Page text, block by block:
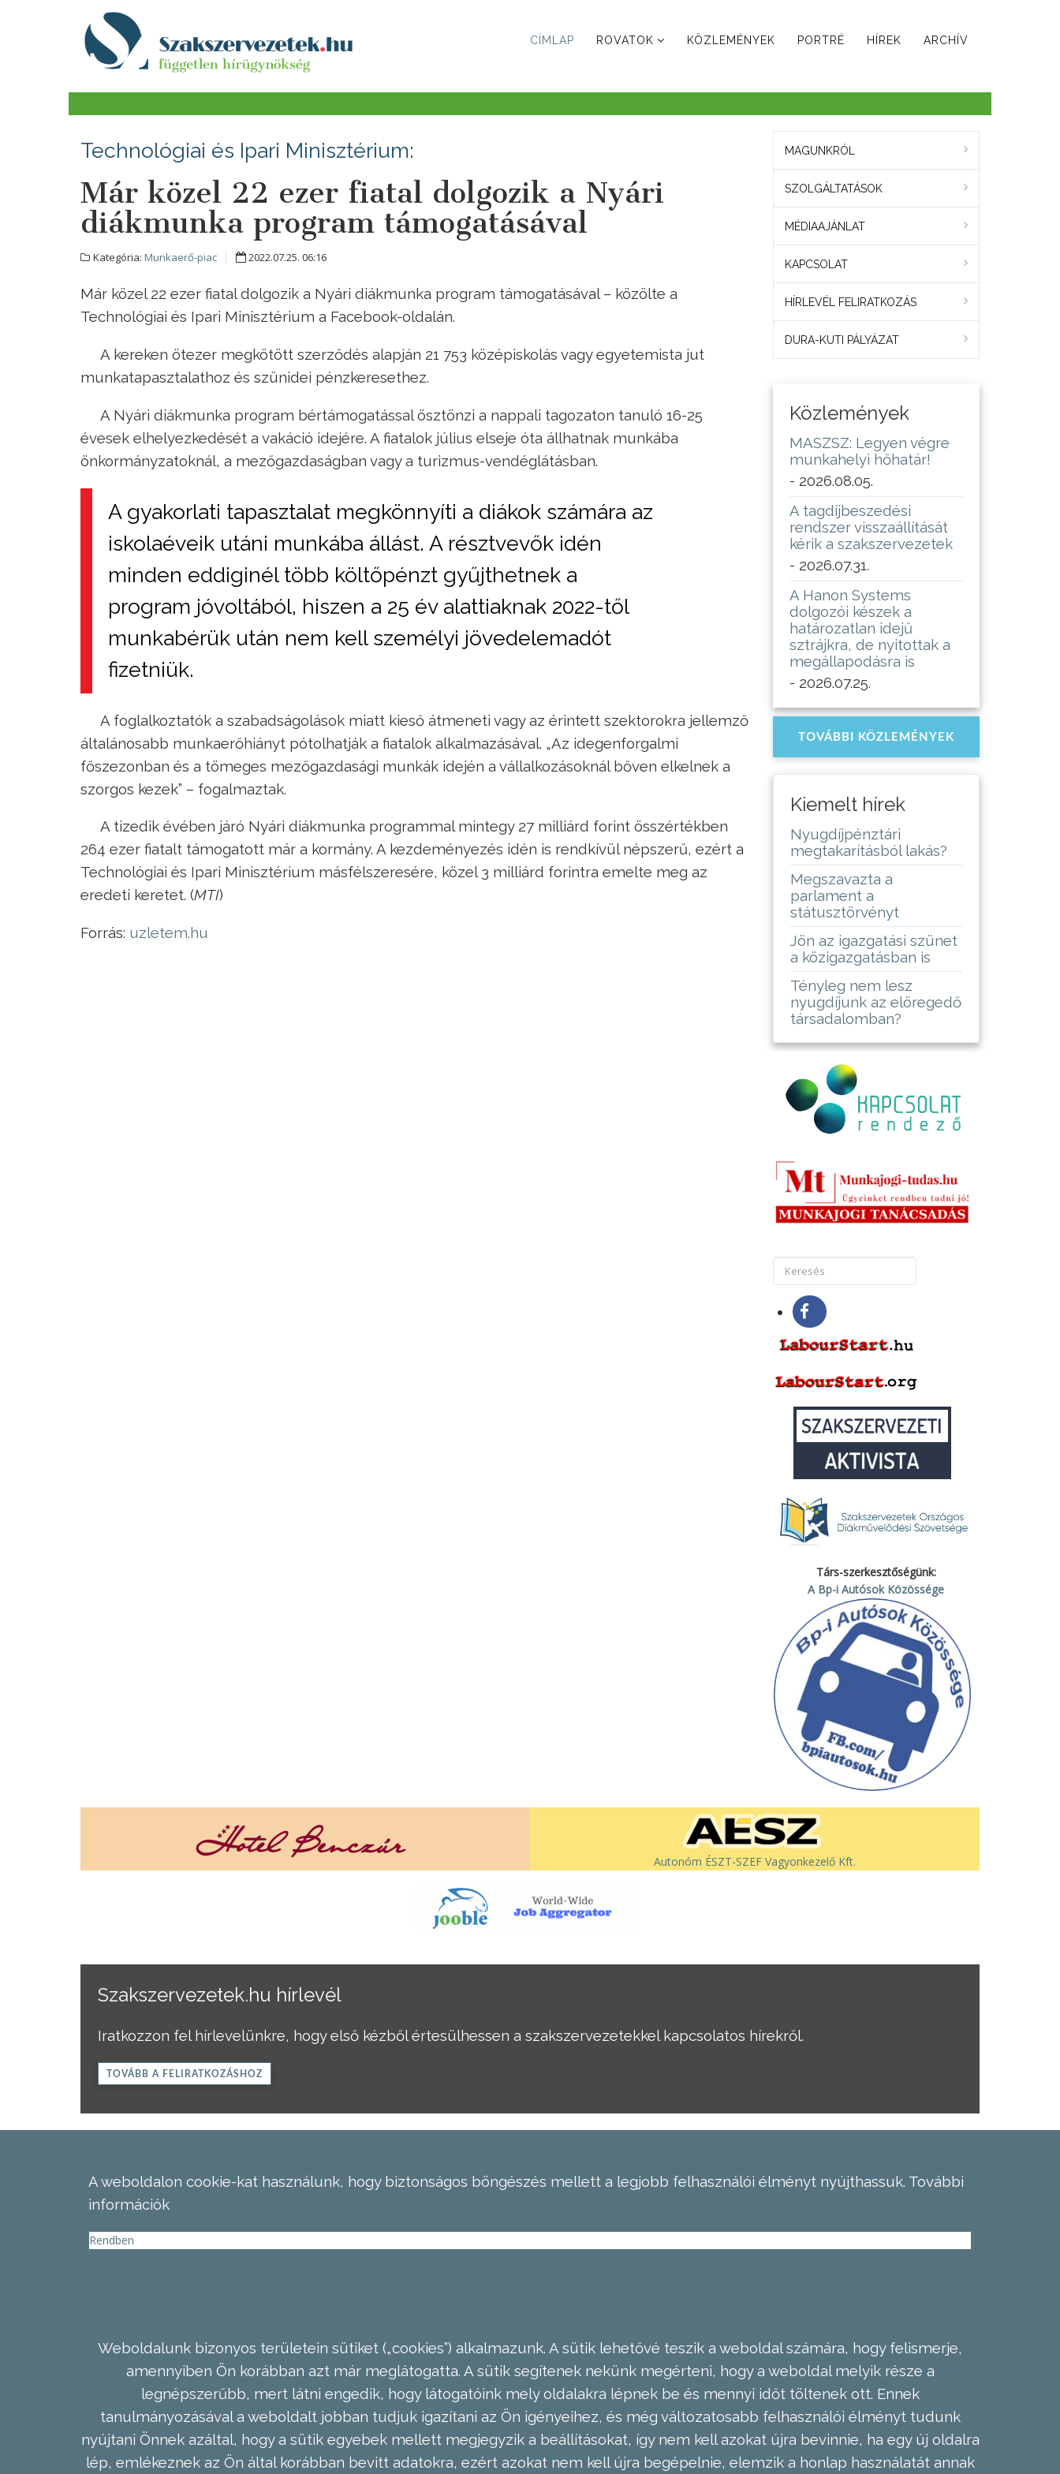
CÍMLAP ROVATOK KÖZLEMÉNYEK PORTRÉ HÍREK ARCHÍV
Technológiai és Ipari Minisztérium:
Már közel 22 ezer fiatal dolgozik a Nyári
diákmunka program támogatásával
Kategória: Munkaerő-piac 2022.07.25. 06:16
Már közel 22 ezer fiatal dolgozik a Nyári diákmunka program támogatásával – közölte a
Technológiai és Ipari Minisztérium a Facebook-oldalán.
A kereken ötezer megkötött szerződés alapján 21 753 középiskolás vagy egyetemista jut
munkatapasztalathoz és szünidei pénzkeresethez.
A Nyári diákmunka program bértámogatással ösztönzi a nappali tagozaton tanuló 16-25
évesek elhelyezkedését a vakáció idejére. A fiatalok július elseje óta állhatnak munkába
önkormányzatoknál, a mezőgazdaságban vagy a turizmus-vendéglátásban.
A gyakorlati tapasztalat megkönnyíti a diákok számára az
iskolaéveik utáni munkába állást. A résztvevők idén
minden eddiginél több költőpénzt gyűjthetnek a
program jóvoltából, hiszen a 25 év alattiaknak 2022-től
munkabérük után nem kell személyi jövedelemadót
fizetniük.
A foglalkoztatók a szabadságolások miatt kieső átmeneti vagy az érintett szektorokra jellemző
általánosabb munkaerőhiányt pótolhatják a fiatalok alkalmazásával. „Az idegenforgalmi
főszezonban és a tömeges mezőgazdasági munkák idején a vállalkozásoknál bőven elkelnek a
szorgos kezek” – fogalmaztak.
A tizedik évében járó Nyári diákmunka programmal mintegy 27 milliárd forint összértékben
264 ezer fiatalt támogatott már a kormány. A kezdeményezés idén is rendkívül népszerű, ezért a
Technológiai és Ipari Minisztérium másfélszeresére, közel 3 milliárd forintra emelte meg az
eredeti keretet. (MTI)
Forrás: uzletem.hu
MAGUNKRÓL
SZOLGÁLTATÁSOK
MÉDIAAJÁNLAT
KAPCSOLAT
HÍRLEVÉL FELIRATKOZÁS
DURA-KUTI PÁLYÁZAT
Közlemények
MASZSZ: Legyen végre
munkahelyi hőhatár!
- 2026.08.05.
A tagdíjbeszedési
rendszer visszaállítását
kérik a szakszervezetek
- 2026.07.31.
A Hanon Systems
dolgozói készek a
határozatlan idejű
sztrájkra, de nyitottak a
megállapodásra is
- 2026.07.25.
TOVÁBBI KÖZLEMÉNYEK
Kiemelt hírek
Nyugdíjpénztári
megtakarításból lakás?
Megszavazta a
parlament a
státusztörvényt
Jön az igazgatási szünet
a közigazgatásban is
Tényleg nem lesz
nyugdíjunk az elöregedő
társadalomban?
Társ-szerkesztőségünk:
A Bp-i Autósok Közössége
Autonóm ÉSZT-SZEF Vagyonkezelő Kft.
Szakszervezetek.hu hírlevél
Iratkozzon fel hírlevelünkre, hogy első kézből értesülhessen a szakszervezetekkel kapcsolatos hírekről.
TOVÁBB A FELIRATKOZÁSHOZ
A weboldalon cookie-kat használunk, hogy biztonságos böngészés mellett a legjobb felhasználói élményt nyújthassuk. További
információk
Rendben
Weboldalunk bizonyos területein sütiket („cookies”) alkalmazunk. A sütik lehetővé teszik a weboldal számára, hogy felismerje,
amennyiben Ön korábban azt már meglátogatta. A sütik segítenek nekünk megérteni, hogy a weboldal melyik része a
legnépszerűbb, mert látni engedik, hogy látogatóink mely oldalakra lépnek be és mennyi időt töltenek ott. Ennek
tanulmányozásával a weboldalt jobban tudjuk igazítani az Ön igényeihez, és még változatosabb felhasználói élményt tudunk
nyújtani Önnek azáltal, hogy a sütik egyebek mellett megjegyzik a beállításokat, így nem kell azokat újra bevinnie, ha egy új oldalra
lép, emlékeznek az Ön által korábban bevitt adatokra, ezért azokat nem kell újra begépelnie, elemzik a honlap használatát annak